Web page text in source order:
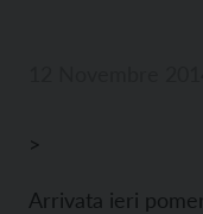
>
Arrivata ieri